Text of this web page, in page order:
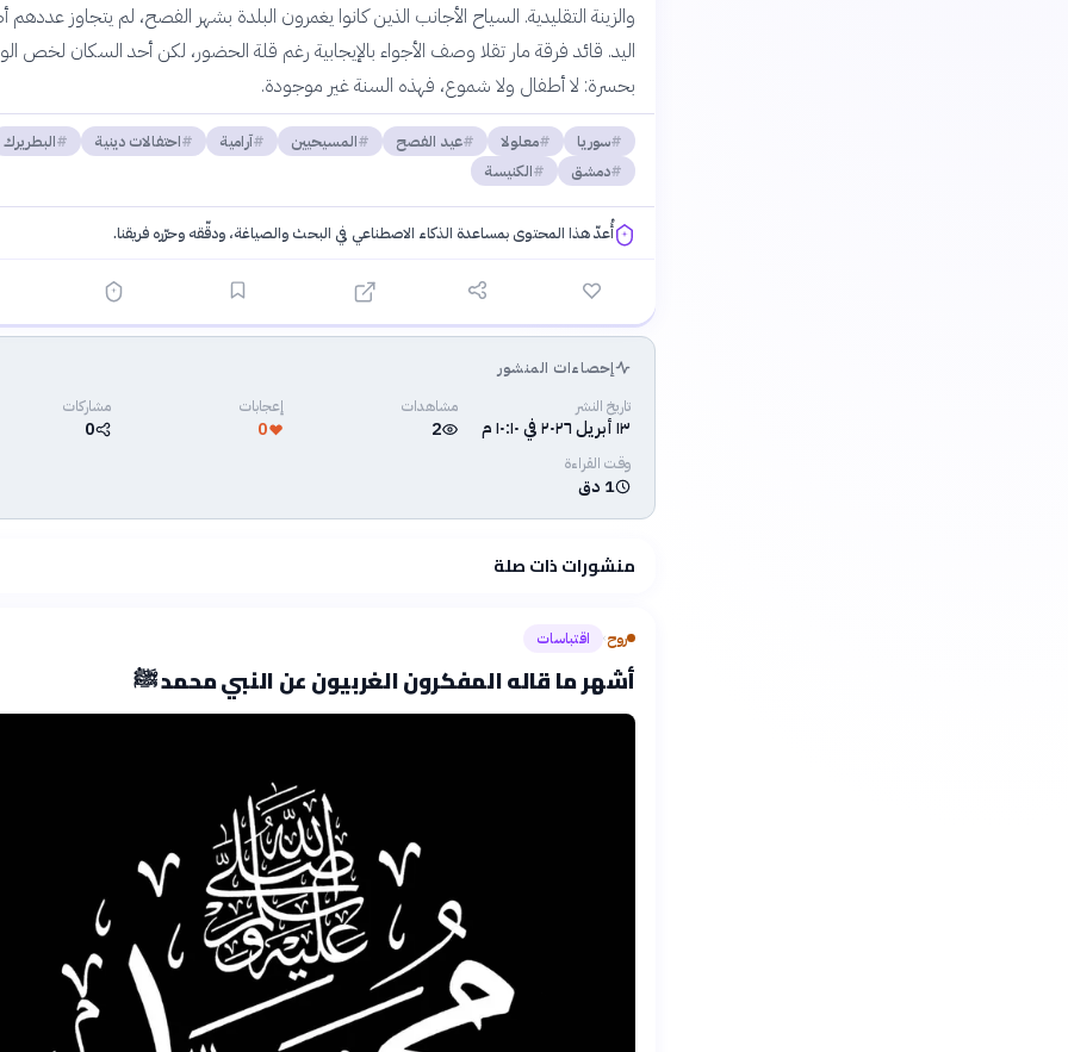
والزينة التقليدية. السياح الأجانب الذين كانوا يغمرون البلدة بشهر الفصح، لم يتجاوز عددهم
اليد. قائد فرقة مار تقلا وصف الأجواء بالإيجابية رغم قلة الحضور، لكن أحد السكان لخص
بحسرة: لا أطفال ولا شموع، فهذه السنة غير موجودة.
سوريا معلولا عيد الفصح المسيحيين آرامية احتفالات دينية
البطريرك
دمشق
الكنيسة
أُعدّ هذا المحتوى بمساعدة الذكاء الاصطناعي في البحث والصياغة، ودقّقه وحرّره فريقنا.
إحصاءات المنشور
تاريخ النشر
١٣ أبريل ٢٠٢٦ في ١٠:١٠ م
مشاهدات
2
إعجابات
0
مشاركات
0
وقت القراءة
1 دق
منشورات ذات صلة
روح› اقتباسات
أشهر ما قاله المفكرون الغربيون عن النبي محمد ﷺ